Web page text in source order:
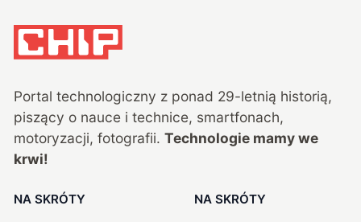
Portal technologiczny z ponad 29-letnią historią,
piszący o nauce i technice, smartfonach,
motoryzacji, fotografii. Technologie mamy we
krwi!
NA SKRÓTY NA SKRÓTY